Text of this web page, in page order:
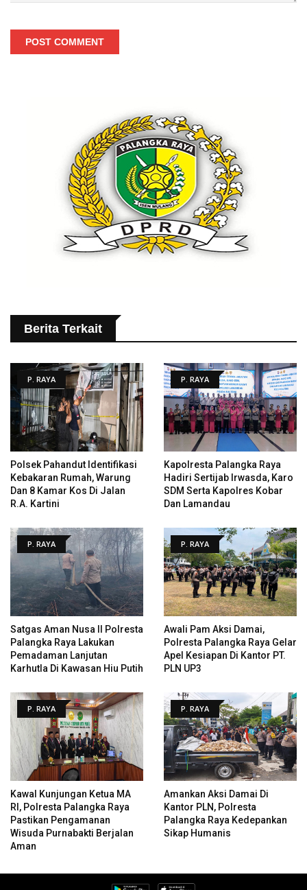
POST COMMENT
Berita Terkait
P. RAYA
Polsek Pahandut Identifikasi
Kebakaran Rumah, Warung
Dan 8 Kamar Kos Di Jalan
R.A. Kartini
P. RAYA
Kapolresta Palangka Raya
Hadiri Sertijab Irwasda, Karo
SDM Serta Kapolres Kobar
Dan Lamandau
P. RAYA
Satgas Aman Nusa II Polresta
Palangka Raya Lakukan
Pemadaman Lanjutan
Karhutla Di Kawasan Hiu Putih
P. RAYA
Awali Pam Aksi Damai,
Polresta Palangka Raya Gelar
Apel Kesiapan Di Kantor PT.
PLN UP3
P. RAYA
Kawal Kunjungan Ketua MA
RI, Polresta Palangka Raya
Pastikan Pengamanan
Wisuda Purnabakti Berjalan
Aman
P. RAYA
Amankan Aksi Damai Di
Kantor PLN, Polresta
Palangka Raya Kedepankan
Sikap Humanis